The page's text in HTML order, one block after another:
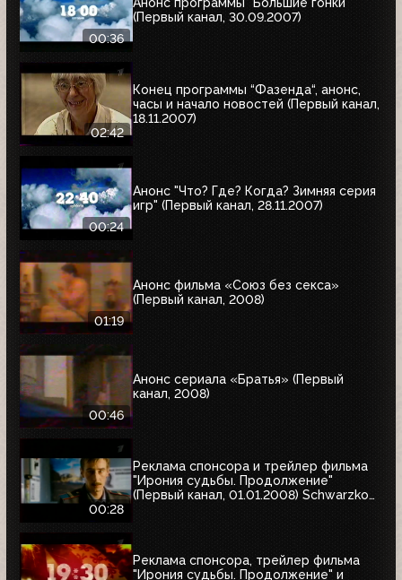
00:36
(Первый канал, 30.09.2007)
02:42
Конец программы “Фазенда“, анонс,
часы и начало новостей (Первый канал,
18.11.2007)
00:24
Анонс "Что? Где? Когда? Зимняя серия
игр" (Первый канал, 28.11.2007)
01:19
Анонс фильма «Союз без секса»
(Первый канал, 2008)
00:46
Анонс сериала «Братья» (Первый
канал, 2008)
00:28
Реклама спонсора и трейлер фильма
"Ирония судьбы. Продолжение"
(Первый канал, 01.01.2008) Schwarzkopf
Реклама спонсора, трейлер фильма
"Ирония судьбы. Продолжение" и